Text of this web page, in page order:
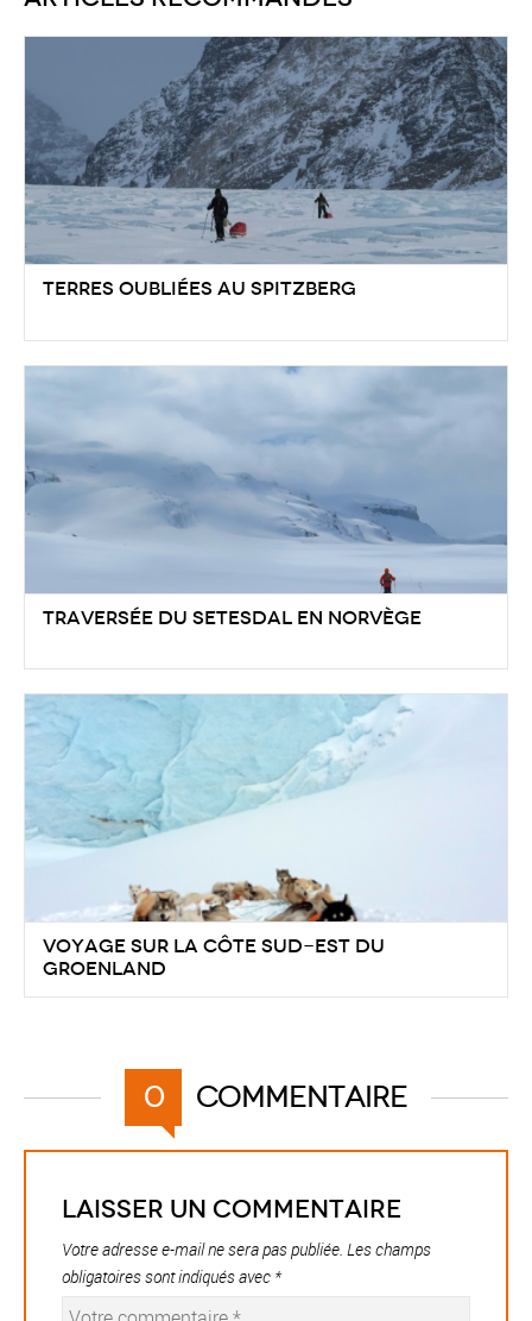
Terres Oubliées au Spitzberg
Traversée du Setesdal en Norvège
Voyage sur la côte Sud-Est du
Groenland
0 Commentaire
Laisser un commentaire
Votre adresse e-mail ne sera pas publiée. Les champs
obligatoires sont indiqués avec *